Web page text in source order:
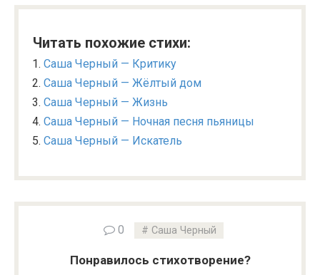
Читать похожие стихи:
Саша Черный — Критику
Саша Черный — Жёлтый дом
Саша Черный — Жизнь
Саша Черный — Ночная песня пьяницы
Саша Черный — Искатель
0 Саша Черный
Понравилось стихотворение?